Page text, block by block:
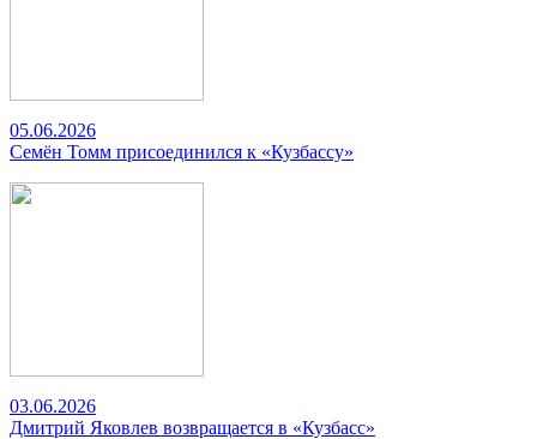
05.06.2026
Семён Томм присоединился к «Кузбассу»
03.06.2026
Дмитрий Яковлев возвращается в «Кузбасс»